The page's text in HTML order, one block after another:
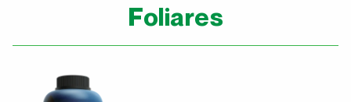
Foliares